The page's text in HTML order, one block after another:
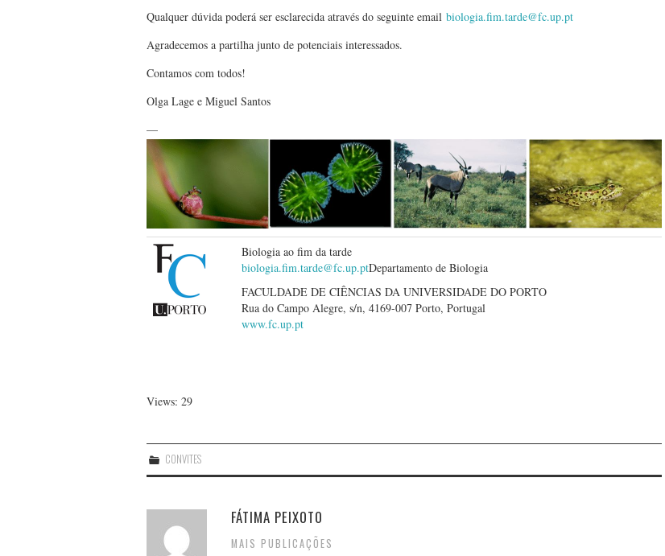
Qualquer dúvida poderá ser esclarecida através do seguinte email biologia.fim.tarde@fc.up.pt
Agradecemos a partilha junto de potenciais interessados.
Contamos com todos!
Olga Lage e Miguel Santos
—
Biologia ao fim da tarde
biologia.fim.tarde@fc.up.ptDepartamento de Biologia
FACULDADE DE CIÊNCIAS DA UNIVERSIDADE DO PORTO
Rua do Campo Alegre, s/n, 4169-007 Porto, Portugal
www.fc.up.pt
Views: 29
CONVITES
FÁTIMA PEIXOTO
MAIS PUBLICAÇÕES